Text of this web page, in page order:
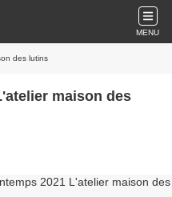
MENU
des lutins
maison des